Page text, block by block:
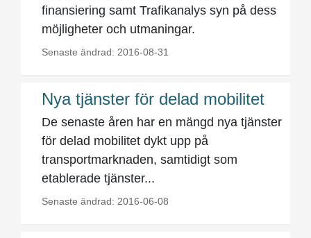
finansiering samt Trafikanalys syn på dess
möjligheter och utmaningar.
Senaste ändrad: 2016-08-31
Nya tjänster för delad mobilitet
De senaste åren har en mängd nya tjänster
för delad mobilitet dykt upp på
transportmarknaden, samtidigt som
etablerade tjänster...
Senaste ändrad: 2016-06-08